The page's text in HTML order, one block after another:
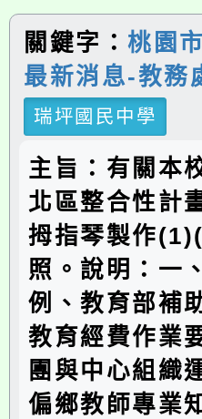
關鍵字：桃園市
最新消息-教務
瑞坪國民中學
主旨：有關本
北區整合性計
拇指琴製作
照。說明：一
例、教育部補
教育經費作業
團與中心組織
偏鄉教師專業